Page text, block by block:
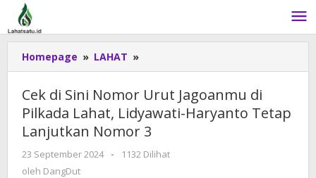
Lewati
konten
Homepage » LAHAT »
di
Nomor
Urut
Jagoanmu
Pilkada
Cek di Sini Nomor Urut Jagoanmu di
Pilkada Lahat, Lidyawati-Haryanto Tetap
Lanjutkan Nomor 3
23 September 2024
oleh
-
1132 Dilihat
oleh DangDut